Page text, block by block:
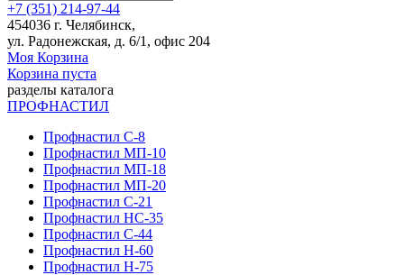
+7 (351) 214-97-44
454036 г. Челябинск,
ул. Радонежская, д. 6/1, офис 204
Моя Корзина
Корзина пуста
разделы каталога
ПРОФНАСТИЛ
Профнастил С-8
Профнастил МП-10
Профнастил МП-18
Профнастил МП-20
Профнастил С-21
Профнастил НС-35
Профнастил С-44
Профнастил Н-60
Профнастил Н-75